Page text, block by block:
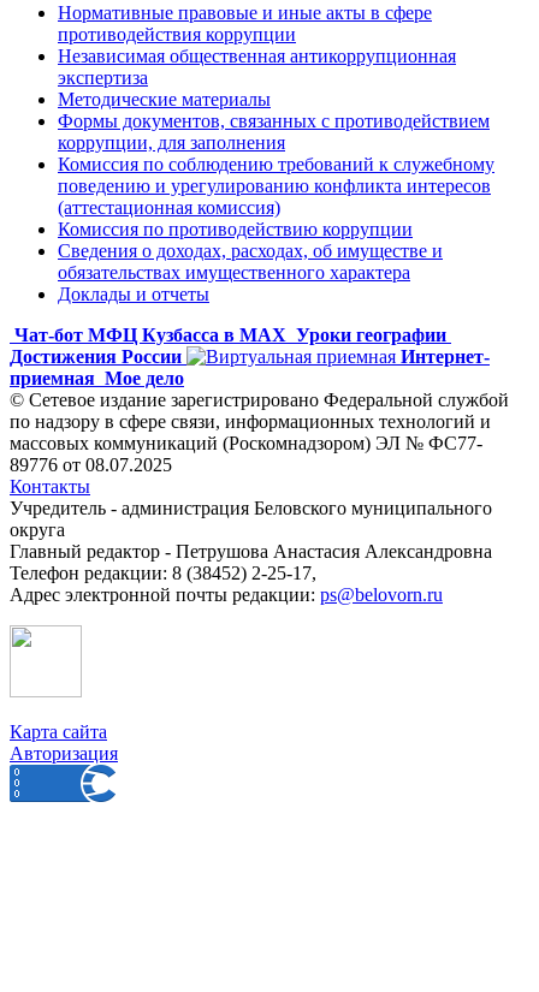
Нормативные правовые и иные акты в сфере
противодействия коррупции
Независимая общественная антикоррупционная
экспертиза
Методические материалы
Формы документов, связанных с противодействием
коррупции, для заполнения
Комиссия по соблюдению требований к служебному
поведению и урегулированию конфликта интересов
(аттестационная комиссия)
Комиссия по противодействию коррупции
Сведения о доходах, расходах, об имуществе и
обязательствах имущественного характера
Доклады и отчеты
Чат-бот МФЦ Кузбасса в MAX Уроки географии
Достижения России
Интернет-
приемная Мое дело
© Сетевое издание зарегистрировано Федеральной службой
по надзору в сфере связи, информационных технологий и
массовых коммуникаций (Роскомнадзором) ЭЛ № ФС77-
89776 от 08.07.2025
Контакты
Учредитель - администрация Беловского муниципального
округа
Главный редактор - Петрушова Анастасия Александровна
Телефон редакции: 8 (38452) 2-25-17,
Адрес электронной почты редакции: ps@belovorn.ru
Карта сайта
Авторизация